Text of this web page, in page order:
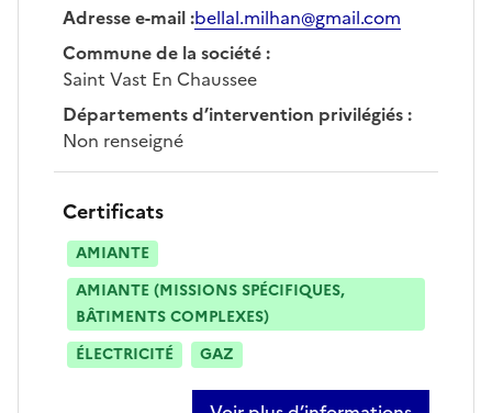
Adresse e-mail:bellal.milhan@gmail.com
Commune de la société:
Saint Vast En Chaussee
Départements d’intervention privilégiés:
Non renseigné
Certificats
AMIANTE
AMIANTE (MISSIONS SPÉCIFIQUES,
BÂTIMENTS COMPLEXES)
ÉLECTRICITÉ
GAZ